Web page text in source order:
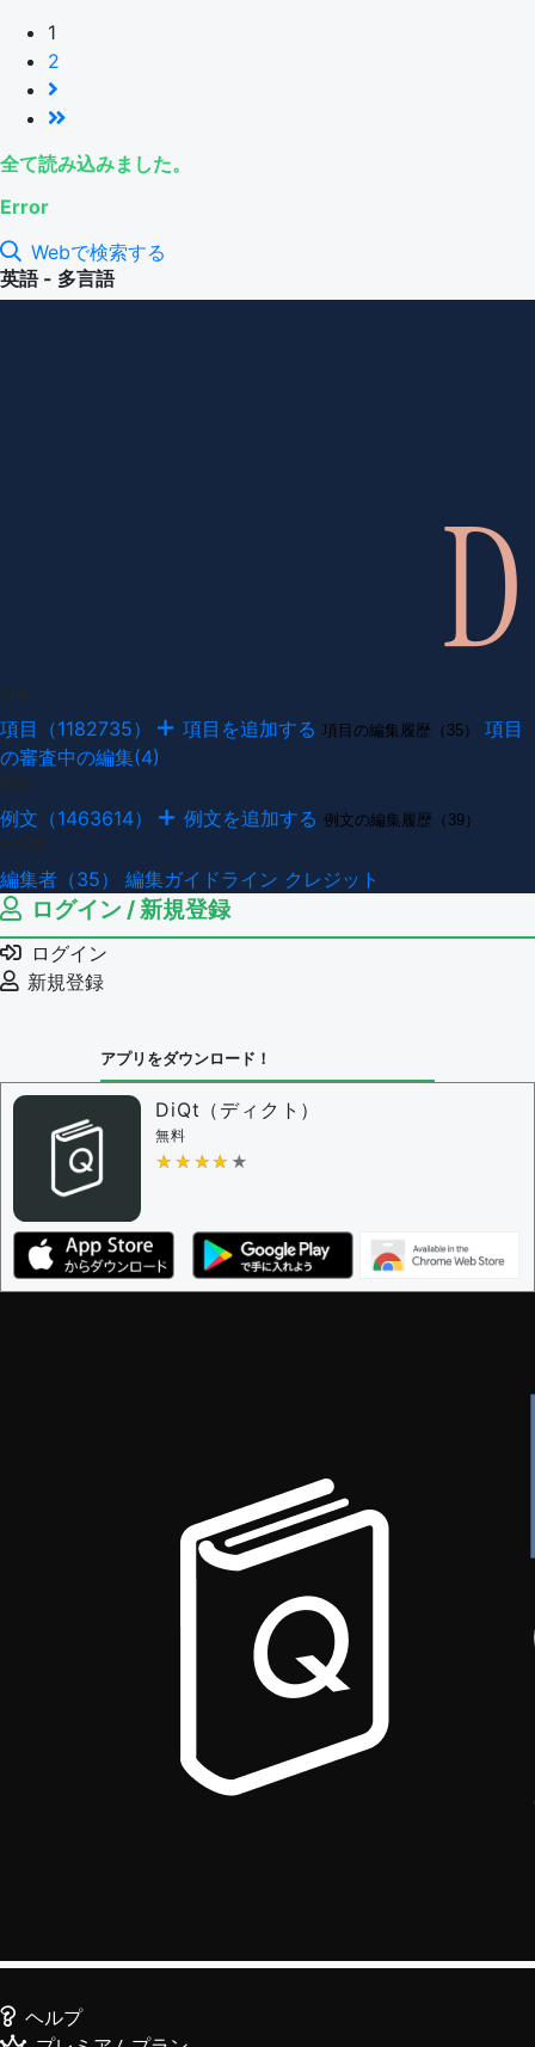
1
2
全て読み込みました。
Error
Webで検索する
英語 - 多言語
項目（1182735） 項目を追加する 項目の編集履歴（35）
項目
の審査中の編集(4)
例文（1463614） 例文を追加する 例文の編集履歴（39）
編集者（35） 編集ガイドライン クレジット
ログイン / 新規登録
ログイン
新規登録
アプリをダウンロード！
DiQt（ディクト）
無料
★★★★★
★★★★★
ヘルプ